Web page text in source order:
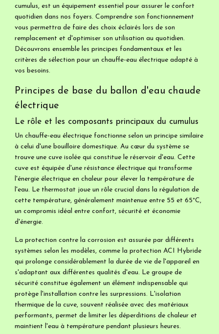
cumulus, est un équipement essentiel pour assurer le confort
quotidien dans nos foyers. Comprendre son fonctionnement
vous permettra de faire des choix éclairés lors de son
remplacement et d'optimiser son utilisation au quotidien.
Découvrons ensemble les principes fondamentaux et les
critères de sélection pour un chauffe-eau électrique adapté à
vos besoins.
Principes de base du ballon d'eau chaude
électrique
Le rôle et les composants principaux du cumulus
Un chauffe-eau électrique fonctionne selon un principe similaire
à celui d'une bouilloire domestique. Au cœur du système se
trouve une cuve isolée qui constitue le réservoir d'eau. Cette
cuve est équipée d'une résistance électrique qui transforme
l'énergie électrique en chaleur pour élever la température de
l'eau. Le thermostat joue un rôle crucial dans la régulation de
cette température, généralement maintenue entre 55 et 65°C,
un compromis idéal entre confort, sécurité et économie
d'énergie.
La protection contre la corrosion est assurée par différents
systèmes selon les modèles, comme la protection ACI Hybride
qui prolonge considérablement la durée de vie de l'appareil en
s'adaptant aux différentes qualités d'eau. Le groupe de
sécurité constitue également un élément indispensable qui
protège l'installation contre les surpressions. L'isolation
thermique de la cuve, souvent réalisée avec des matériaux
performants, permet de limiter les déperditions de chaleur et
maintient l'eau à température pendant plusieurs heures.